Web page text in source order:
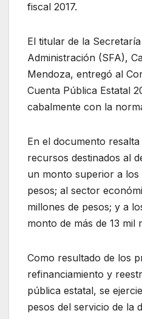
fiscal 2017.
El titular de la
Administración (SFA),
Mendoza, entregó al
Cuenta Pública Estatal
cabalmente con la
En el documento
recursos destinados al
un monto superior a los
pesos; al sector
millones de pesos; y a
monto de más de 13 mil
Como resultado de los
refinanciamiento y
pública estatal, se
pesos del servicio de la